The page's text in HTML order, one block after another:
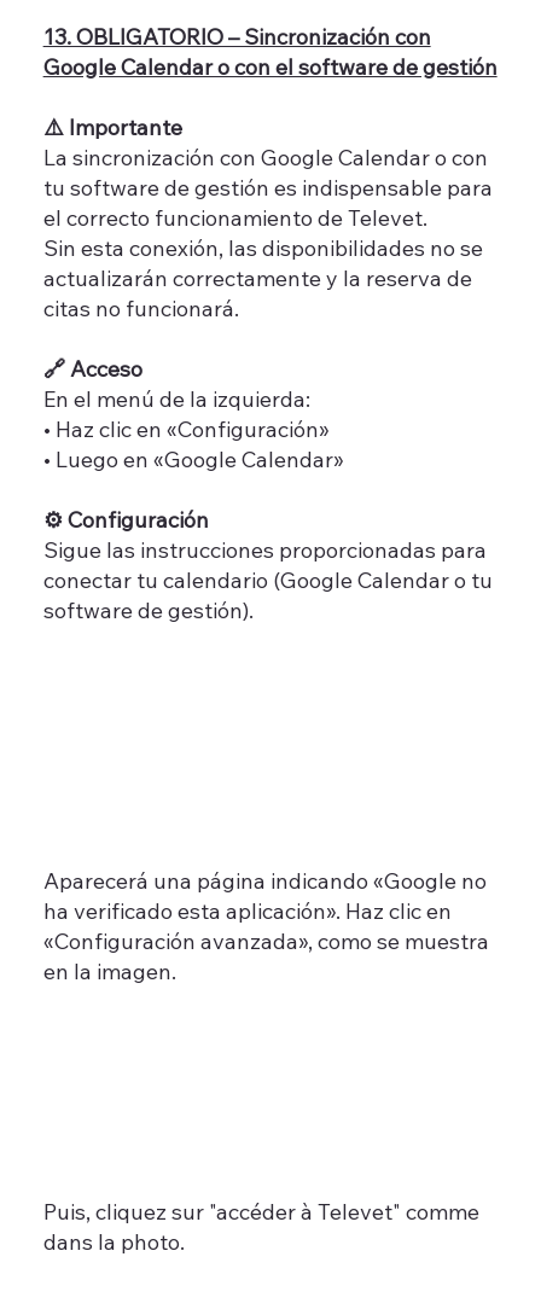
13. OBLIGATORIO – Sincronización con
Google Calendar o con el software de gestión
⚠️ Importante
La sincronización con Google Calendar o con
tu software de gestión es indispensable para
el correcto funcionamiento de Televet.
Sin esta conexión, las disponibilidades no se
actualizarán correctamente y la reserva de
citas no funcionará.
🔗 Acceso
En el menú de la izquierda:
• Haz clic en «Configuración»
• Luego en «Google Calendar»
⚙️ Configuración
Sigue las instrucciones proporcionadas para
conectar tu calendario (Google Calendar o tu
software de gestión).
Aparecerá una página indicando «Google no
ha verificado esta aplicación». Haz clic en
«Configuración avanzada», como se muestra
en la imagen.
Puis, cliquez sur "accéder à Televet" comme
dans la photo​.